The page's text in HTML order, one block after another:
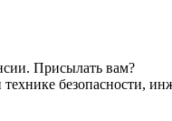
Присылать вам?
безопасности,